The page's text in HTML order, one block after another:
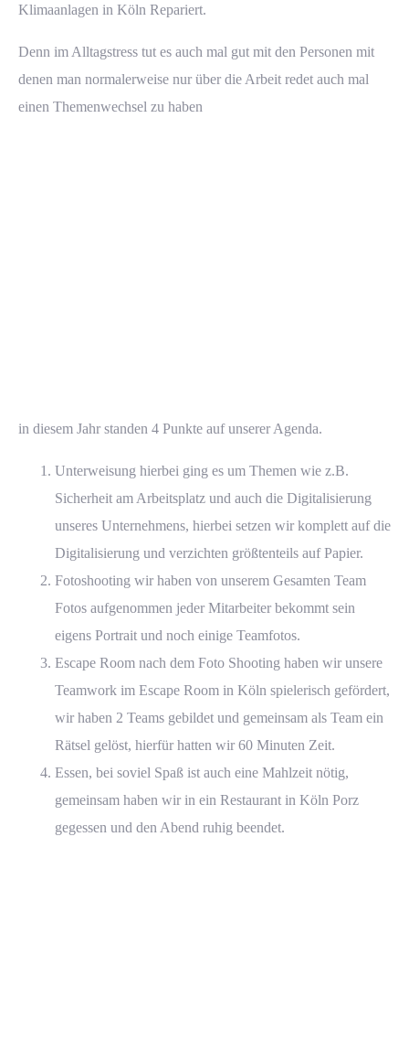
Klimaanlagen in Köln Repariert.
Denn im Alltagstress tut es auch mal gut mit den Personen mit
denen man normalerweise nur über die Arbeit redet auch mal
einen Themenwechsel zu haben
in diesem Jahr standen 4 Punkte auf unserer Agenda.
Unterweisung hierbei ging es um Themen wie z.B.
Sicherheit am Arbeitsplatz und auch die Digitalisierung
unseres Unternehmens, hierbei setzen wir komplett auf die
Digitalisierung und verzichten größtenteils auf Papier.
Fotoshooting wir haben von unserem Gesamten Team
Fotos aufgenommen jeder Mitarbeiter bekommt sein
eigens Portrait und noch einige Teamfotos.
Escape Room nach dem Foto Shooting haben wir unsere
Teamwork im Escape Room in Köln spielerisch gefördert,
wir haben 2 Teams gebildet und gemeinsam als Team ein
Rätsel gelöst, hierfür hatten wir 60 Minuten Zeit.
Essen, bei soviel Spaß ist auch eine Mahlzeit nötig,
gemeinsam haben wir in ein Restaurant in Köln Porz
gegessen und den Abend ruhig beendet.